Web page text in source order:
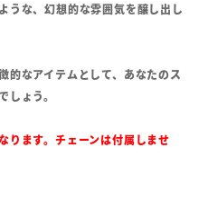
うな、幻想的な雰囲気を醸し出し
的なアイテムとして、あなたのス
ょう。
ります。チェーンは付属しませ